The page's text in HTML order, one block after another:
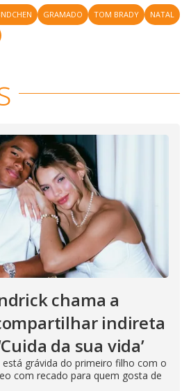
d
e
o
GRAMADO TOM BRADY
NATAL
chama a
indireta
da sua vida’
está grávida do primeiro filho com o
com recado para quem gosta de